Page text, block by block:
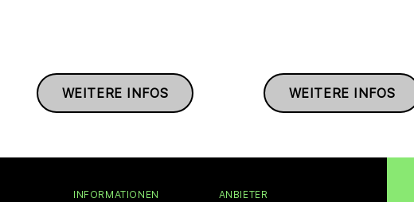
WEITERE INFOS WEITERE INFOS
INFORMATIONEN ANBIETER